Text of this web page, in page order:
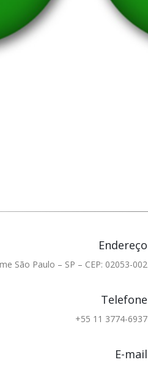
Endereço
São Paulo – SP – CEP: 02053-002
Telefone
+55 11 3774-6937
E-mail